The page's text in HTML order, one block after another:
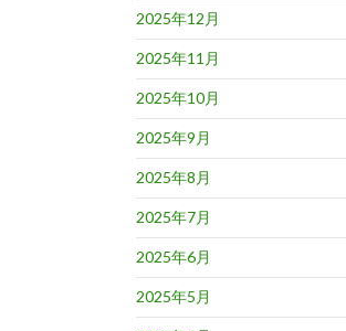
2025年12月
2025年11月
2025年10月
2025年9月
2025年8月
2025年7月
2025年6月
2025年5月